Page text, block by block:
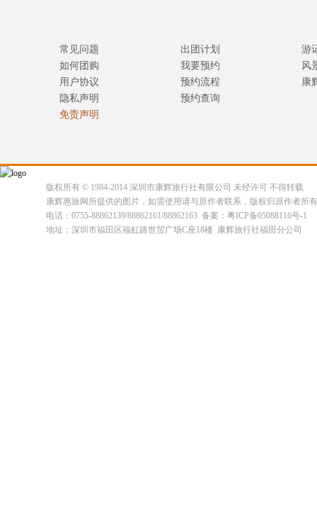
常见问题
如何团购
用户协议
隐私声明
免责声明
出团计划
我要预约
预约流程
预约查询
游
风
康
版权所有 © 1984-2014 深圳市康辉旅行社有限公司 未经许可 不得转载
康辉惠旅网所提供的图片，如需使用请与原作者联系，版权归原作者所
电话：0755-88862139/88862161/88862163 备案：粤ICP备05088116号-1
地址：深圳市福田区福虹路世贸广场C座18楼 康辉旅行社福田分公司